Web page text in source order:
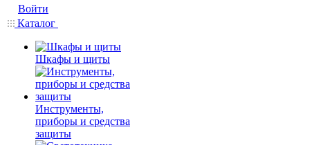
Войти
Каталог
Шкафы и щиты
Инструменты,
приборы и средства
защиты